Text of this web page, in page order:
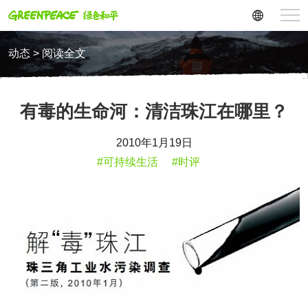
动态 > 阅读全文
有毒的生命河：清洁珠江在哪里？
2010年1月19日
#可持续生活
#时评